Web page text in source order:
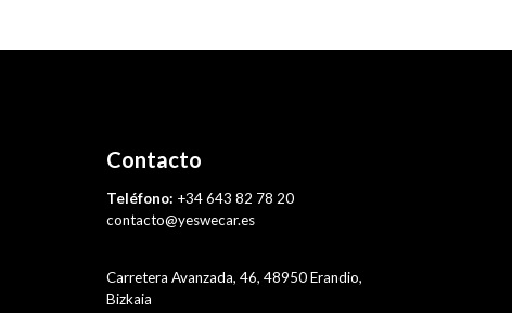
Contacto
Teléfono: +34 643 82 78 20
contacto@yeswecar.es
Carretera Avanzada, 46, 48950 Erandio,
Bizkaia